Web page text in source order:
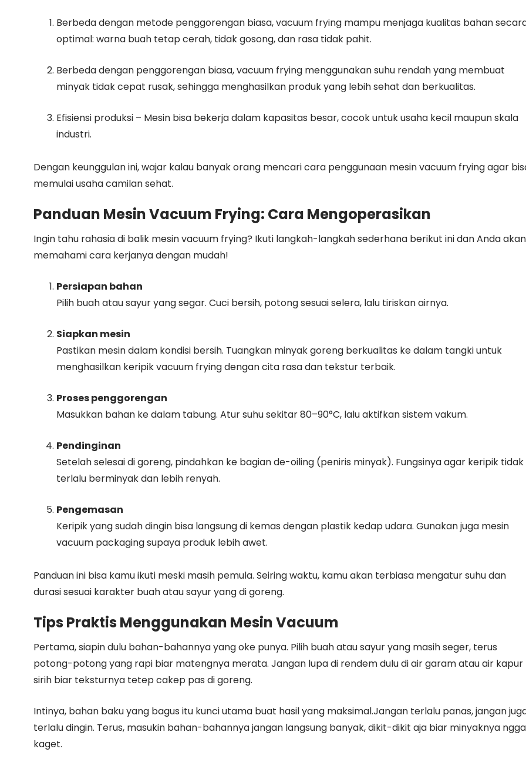
Berbeda dengan metode penggorengan biasa, vacuum frying mampu menjaga kualitas bahan
optimal: warna buah tetap cerah, tidak gosong, dan rasa tidak pahit.
Berbeda dengan penggorengan biasa, vacuum frying menggunakan suhu rendah yang membuat
minyak tidak cepat rusak, sehingga menghasilkan produk yang lebih sehat dan berkualitas.
Efisiensi produksi – Mesin bisa bekerja dalam kapasitas besar, cocok untuk usaha kecil maupun skala
industri.
Dengan keunggulan ini, wajar kalau banyak orang mencari cara penggunaan mesin vacuum frying agar
memulai usaha camilan sehat.
Panduan Mesin Vacuum Frying: Cara Mengoperasikan
Ingin tahu rahasia di balik mesin vacuum frying? Ikuti langkah-langkah sederhana berikut ini dan Anda akan
memahami cara kerjanya dengan mudah!
Persiapan bahan
Pilih buah atau sayur yang segar. Cuci bersih, potong sesuai selera, lalu tiriskan airnya.
Siapkan mesin
Pastikan mesin dalam kondisi bersih. Tuangkan minyak goreng berkualitas ke dalam tangki untuk
menghasilkan keripik vacuum frying dengan cita rasa dan tekstur terbaik.
Proses penggorengan
Masukkan bahan ke dalam tabung. Atur suhu sekitar 80–90°C, lalu aktifkan sistem vakum.
Pendinginan
Setelah selesai di goreng, pindahkan ke bagian de-oiling (peniris minyak). Fungsinya agar keripik tidak
terlalu berminyak dan lebih renyah.
Pengemasan
Keripik yang sudah dingin bisa langsung di kemas dengan plastik kedap udara. Gunakan juga mesin
vacuum packaging supaya produk lebih awet.
Panduan ini bisa kamu ikuti meski masih pemula. Seiring waktu, kamu akan terbiasa mengatur suhu dan
durasi sesuai karakter buah atau sayur yang di goreng.
Tips Praktis Menggunakan Mesin Vacuum
Pertama, siapin dulu bahan-bahannya yang oke punya. Pilih buah atau sayur yang masih seger, terus
potong-potong yang rapi biar matengnya merata. Jangan lupa di rendem dulu di air garam atau air kapur
sirih biar teksturnya tetep cakep pas di goreng.
Intinya, bahan baku yang bagus itu kunci utama buat hasil yang maksimal.Jangan terlalu panas, jangan
terlalu dingin. Terus, masukin bahan-bahannya jangan langsung banyak, dikit-dikit aja biar minyaknya
kaget.